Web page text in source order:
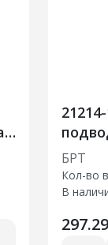
БРТ
Кол-во
В